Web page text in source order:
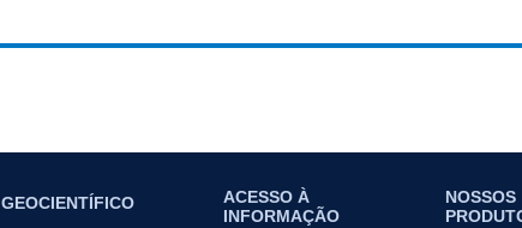
GEOCIENTÍFICO
ACESSO À
INFORMAÇÃO
NOSSOS